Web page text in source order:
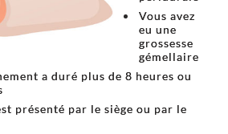
Vous avez
eu une
grossesse
gémellaire
a duré plus de 8 heures ou
présenté par le siège ou par le